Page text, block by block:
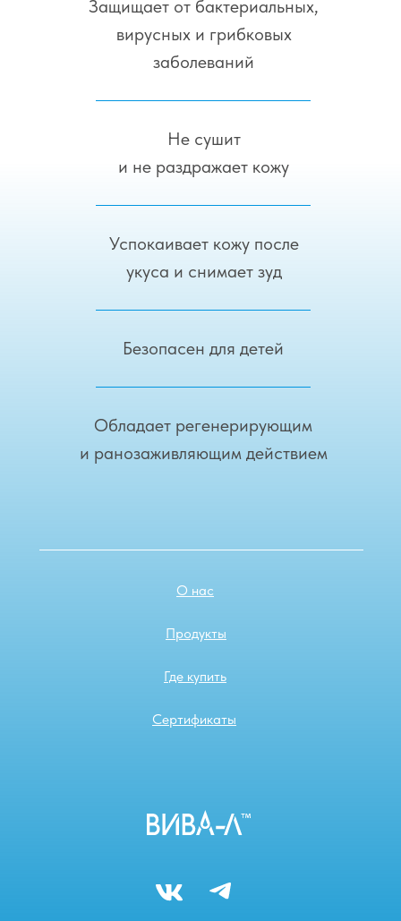
Защищает от бактериальных,
вирусных и грибковых
заболеваний
Не сушит
и не раздражает кожу
Успокаивает кожу после
укуса и снимает зуд
Обладает регенерирующим
и ранозаживляющим действием
О нас
Продукты
Где купить
Сертификаты
Безопасен для детей